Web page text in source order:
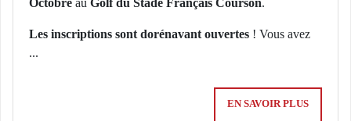
Les inscriptions sont dorénavant ouvertes ! Vous avez
...
EN SAVOIR PLUS